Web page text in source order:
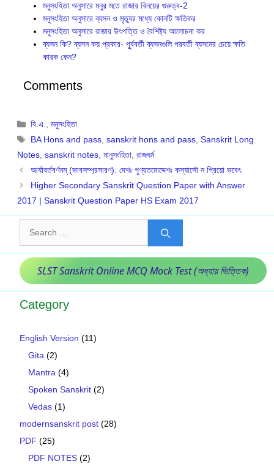
মনুসংহিতা অনুসারে মনুর মতে রাজার বিনয়ের গুরুত্ব-2
মনুসংহিতা অনুসারে ব্যসন ও মৃত্যুর মধ্যে কোনটি ক্ষতিকর
মনুসংহিতা অনুসারে রাজার উৎপত্তি ও বৈশিষ্ট্য আলোচনা কর
ব্যসন কি? ব্যসন কয় প্রকার- পুূর্ববর্তী ব্যসনগুলি পরবর্তী ব্যসনের চেয়ে ক্ষতি
কারক কেন?
Comments
Categories
বি.এ.,মনুসংহিতা
Tags
BA Hons and pass,sanskrit hons and pass,Sanskrit Long
Notes, sanskrit notes, মানুসংহিতা, রাজধর্ম
আর্যাবর্তবর্ণনম্ (ভাবসম্প্রসারণ): দেশঃ পুণ্যতমোদ্দেশঃ কস্যাসৌ ন প্রিয়ো ভবেৎ
Higher Secondary Sanskrit Question Paper with Answer
2017 | Sanskrit Question Paper HS Exam 2017
for:
SLST Sanskrit Online MCQ Mock Test (অধ্যায় ভিত্তিক)
Category
English Version (11)
Gita (2)
Mantra (4)
Spoken Sanskrit (2)
Vedas (1)
modernsanskrit post (28)
PDF (25)
PDF NOTES (2)